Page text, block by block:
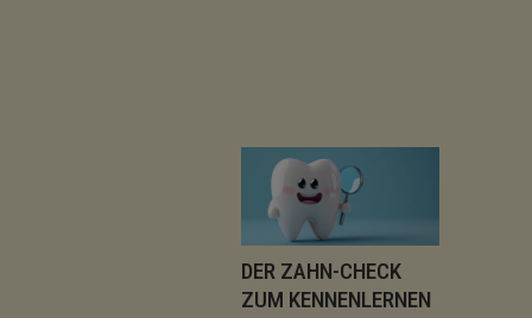
DER ZAHN-CHECK
ZUM KENNENLERNEN